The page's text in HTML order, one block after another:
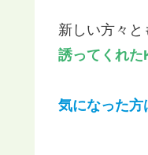
新しい方々
誘ってくれ
気になった方